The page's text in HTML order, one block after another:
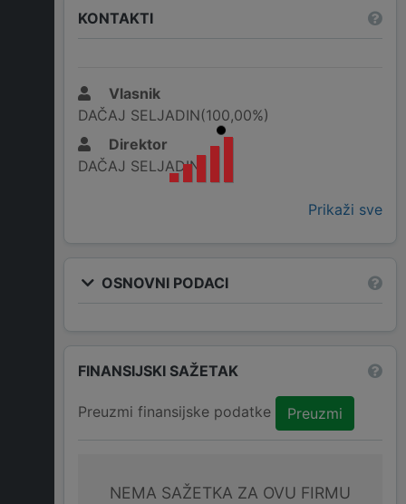
KONTAKTI
Vlasnik
DAČAJ SELJADIN(100,00%)
Direktor
DAČAJ SELJADIN
Prikaži sve
OSNOVNI PODACI
FINANSIJSKI SAŽETAK
Preuzmi finansijske podatke Preuzmi
NEMA SAŽETKA ZA OVU FIRMU